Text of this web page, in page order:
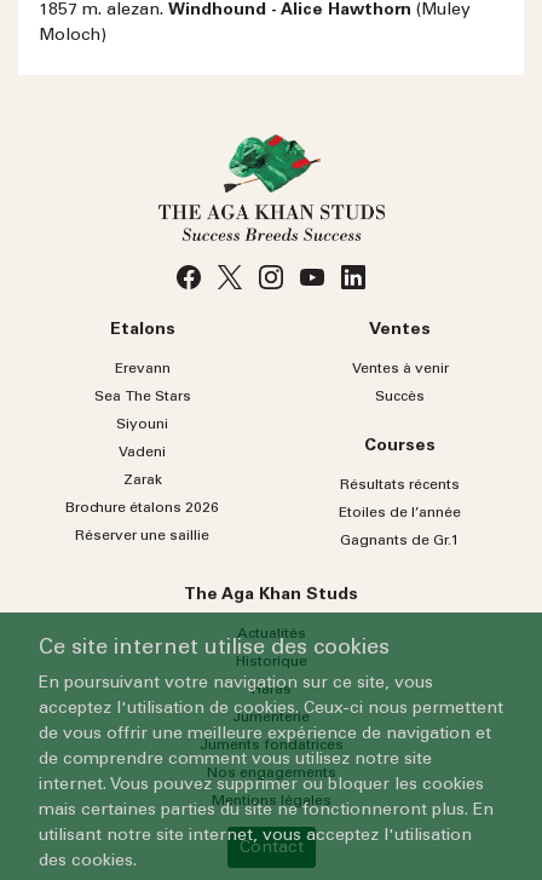
1857 m. alezan. Windhound - Alice Hawthorn (Muley
Moloch)
Etalons
Erevann
Sea TheStars
Siyouni
Vadeni
Zarak
Brochure étalons 2026
Réserver une saillie
Ventes
Ventes à venir
Succès
Courses
Résultats récents
Etoiles de l’année
Gagnants de Gr.1
The Aga Khan Studs
Actualités
Historique
Haras
Jumenterie
Juments fondatrices
Nos engagements
Mentions légales
Contact
Ce site internet utilise des cookies
En poursuivant votre navigation sur ce site, vous
acceptez l'utilisation de cookies. Ceux-ci nous permettent
de vous offrir une meilleure expérience de navigation et
de comprendre comment vous utilisez notre site
internet. Vous pouvez supprimer ou bloquer les cookies
mais certaines parties du site ne fonctionneront plus. En
utilisant notre site internet, vous acceptez l'utilisation
des cookies.